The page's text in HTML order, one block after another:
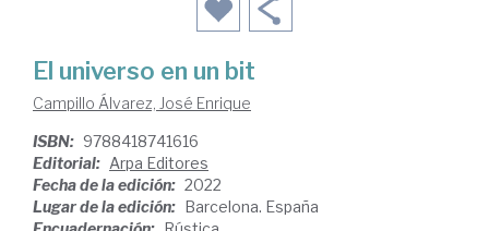
El universo en un bit
Campillo Álvarez, José Enrique
ISBN: 9788418741616
Editorial: Arpa Editores
Fecha de la edición: 2022
Lugar de la edición: Barcelona. España